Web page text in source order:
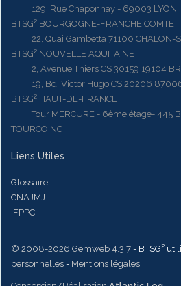
129, Rue Chaponnay - 69003 LYON
BTSG² BOURGOGNE-FRANCHE COMTE
22, Quai Gambetta 71100 CHALON-
BTSG² NOUVELLE AQUITAINE
2, Avenue Thiers CS 30159 19104
19, Bd. Victor Hugo CS 20206 87006
BTSG² HAUT-DE-FRANCE
Tour MERCURE - 6ème étage- 445
TOURCOING
Liens Utiles
Glossaire
CNAJMJ
IFPPC
© 2008-2026 Gemweb 4.3.7 - BTSG²
personnelles - Mentions légales